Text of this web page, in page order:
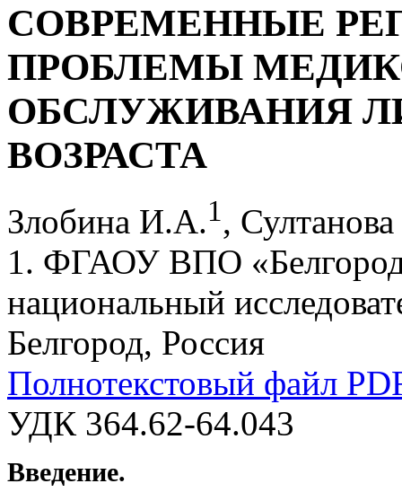
СОВРЕМЕННЫЕ
ПРОБЛЕМЫ
ОБСЛУЖИВАНИЯ
ВОЗРАСТА
Злобина И.А.1,
1. ФГАОУ ВПО
национальный
Белгород, Россия
Полнотекстовый файл
УДК 364.62-64.043
Введение.